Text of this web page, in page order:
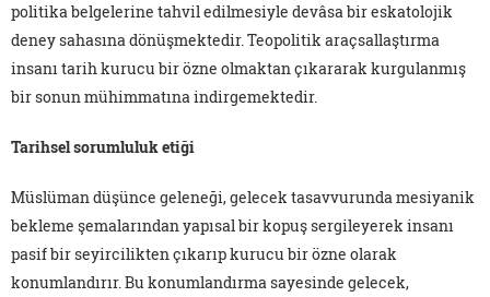
politika belgelerine tahvil edilmesiyle devâsa bir eskatolojik
deney sahasına dönüşmektedir. Teopolitik araçsallaştırma
insanı tarih kurucu bir özne olmaktan çıkararak kurgulanmış
bir sonun mühimmatına indirgemektedir.
Tarihsel sorumluluk etiği
Müslüman düşünce geleneği, gelecek tasavvurunda mesiyanik
bekleme şemalarından yapısal bir kopuş sergileyerek insanı
pasif bir seyircilikten çıkarıp kurucu bir özne olarak
konumlandırır. Bu konumlandırma sayesinde gelecek,